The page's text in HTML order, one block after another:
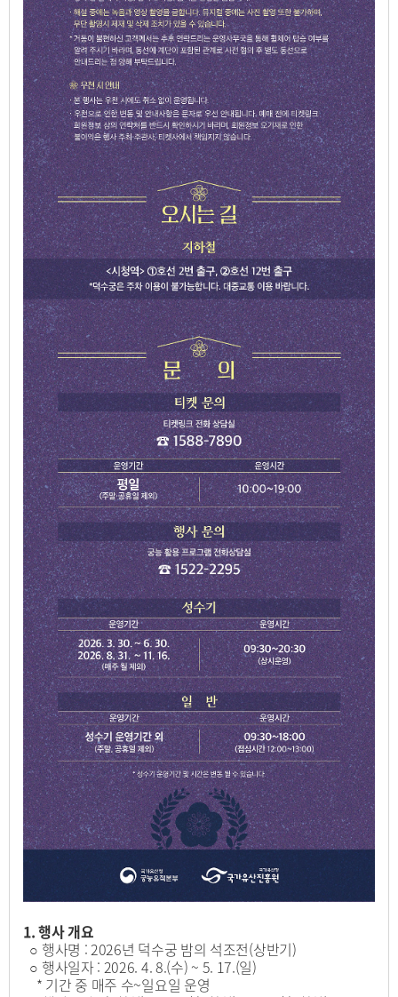
1. 행사 개요
○ 행사명 : 2026년 덕수궁 밤의 석조전(상반기)
○ 행사일자 : 2026. 4. 8.(수) ~ 5. 17.(일)
* 기간 중 매주 수~일요일 운영